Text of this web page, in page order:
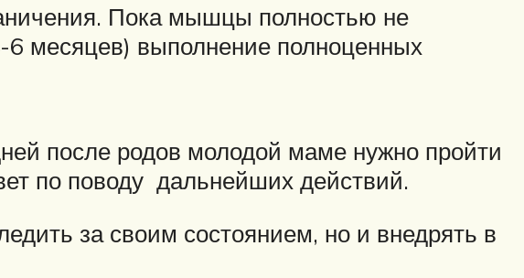
Пока мышцы полностью не
6 месяцев) выполнение полноценных
после родов молодой маме нужно пройти
по поводу дальнейших действий.
за своим состоянием, но и внедрять в